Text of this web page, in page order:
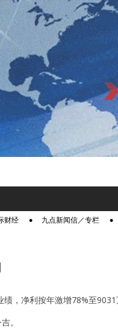
财经 九点新闻信／专栏
，净利按年激增78%至9031
。